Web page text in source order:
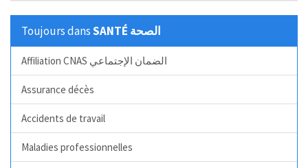
Toujours dans SANTÉ الصحة
Affiliation CNAS الضمان الإجتماعي
Assurance décès
Accidents de travail
Maladies professionnelles